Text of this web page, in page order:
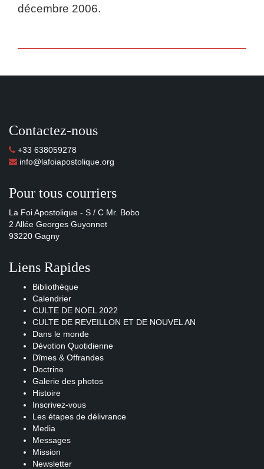
décembre 2006.
Contactez-nous
+33 638059278
info@lafoiapostolique.org
Pour tous courriers
La Foi Apostolique - S / C Mr. Bobo
2 Allée Georges Guyonnet
93220 Gagny
Liens Rapides
Bibliothèque
Calendrier
CULTE DE NOEL 2022
CULTE DE REVEILLON ET DE NOUVEL AN
Dans le monde
Dévotion Quotidienne
Dîmes & Offrandes
Doctrine
Galerie des photos
Histoire
Inscrivez-vous
Les étapes de délivrance
Media
Messages
Mission
Newsletter